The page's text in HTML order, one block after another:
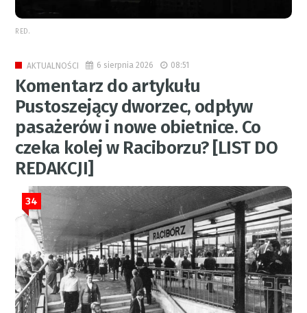
RED.
AKTUALNOŚCI 6 sierpnia 2026 08:51
Komentarz do artykułu
Pustoszejący dworzec, odpływ
pasażerów i nowe obietnice. Co
czeka kolej w Raciborzu? [LIST DO
REDAKCJI]
34